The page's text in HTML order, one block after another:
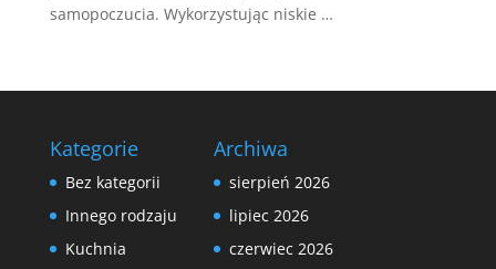
samopoczucia. Wykorzystując niskie …
Kategorie
Bez kategorii
Innego rodzaju
Kuchnia
Archiwa
sierpień 2026
lipiec 2026
czerwiec 2026